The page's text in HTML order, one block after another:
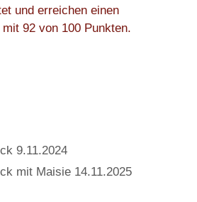
und erreichen einen
92 von 100 Punkten.
9.11.2024
mit Maisie 14.11.2025